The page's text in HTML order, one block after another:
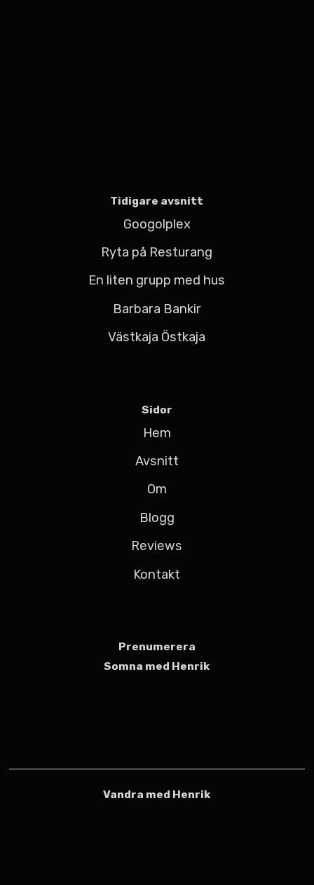
Tidigare avsnitt
Googolplex
Ryta på Resturang
En liten grupp med hus
Barbara Bankir
Västkaja Östkaja
Sidor
Hem
Avsnitt
Om
Blogg
Reviews
Kontakt
Prenumerera
Somna med Henrik
Vandra med Henrik